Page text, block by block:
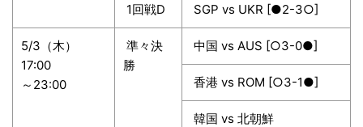
1回戦D SGP vs UKR [●2-3○]
5/3（木）
17:00
～23:00
準々決
勝
中国 vs AUS [○3-0●]
香港 vs ROM [○3-1●]
韓国 vs 北朝鮮